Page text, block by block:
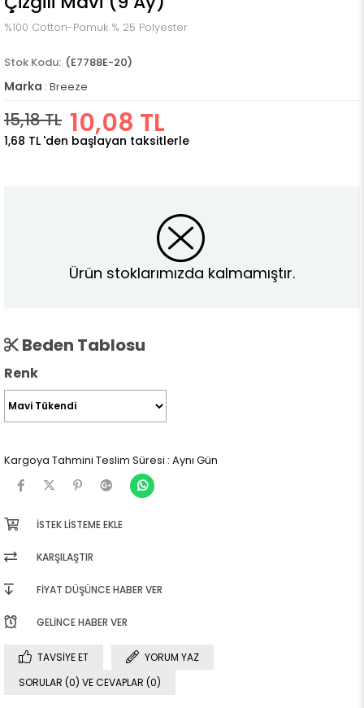
%100 Cotton-Pamuk % 25 Polyester
(E7788E-20)
Marka : Breeze
15,18 TL 10,08 TL
1,68 TL 'den başlayan taksitlerle
Ürün stoklarımızda kalmamıştır.
Beden Tablosu
Renk
Kargoya Tahmini Teslim Süresi : Aynı Gün
İSTEK LISTEME EKLE
KARŞILAŞTIR
FIYAT DÜŞÜNCE HABER VER
GELINCE HABER VER
TAVSIYE ET
YORUM YAZ
SORULAR (0) VE CEVAPLAR (0)